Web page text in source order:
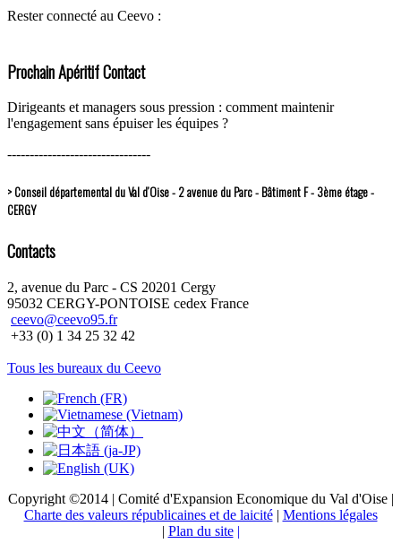
Rester connecté au Ceevo :
Prochain Apéritif Contact
Dirigeants et managers sous pression : comment maintenir
l'engagement sans épuiser les équipes ?
--------------------------------
> Conseil départemental du Val d’Oise - 2 avenue du Parc - Bâtiment F - 3ème étage -
CERGY
Contacts
2, avenue du Parc - CS 20201 Cergy
95032 CERGY-PONTOISE cedex France
ceevo@ceevo95.fr
+33 (0) 1 34 25 32 42
Tous les bureaux du Ceevo
Copyright ©2014 | Comité d'Expansion Economique du Val d'Oise |
Charte des valeurs républicaines et de laicité| Mentions légales
| Plan du site |